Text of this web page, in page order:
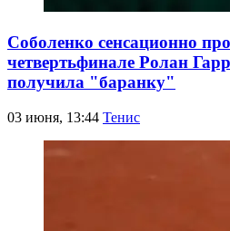
Соболенко сенсационно
четвертьфинале Ролан
получила "баранку"
03 июня, 13:44 Тенис